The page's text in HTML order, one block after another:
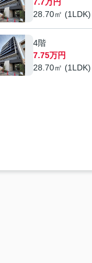
28.70㎡ (1LDK)
4階
7.75万円
28.70㎡ (1LDK)